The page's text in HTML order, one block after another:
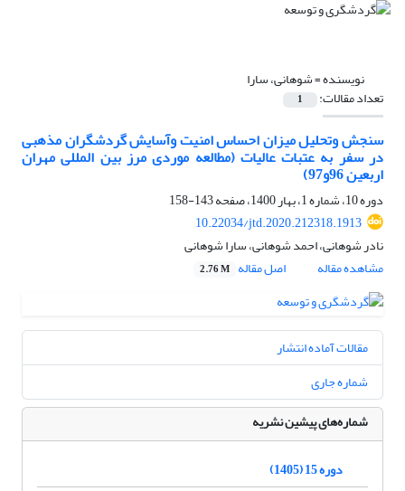
نویسنده =شوهانی، سارا
تعداد مقالات: 1
سنجش وتحلیل‎ ‎میزان‎ ‎احساس‎ ‎امنیت وآسایش گردشگران مذهبی
در سفر به ‏عتبات عالیات (مطالعه موردی مرز بین المللی مهران
اربعین 96و97)‏
دوره 10، شماره 1، بهار 1400، صفحه
143-158
10.22034/jtd.2020.212318.1913
نادر شوهانی، احمد شوهانی، سارا شوهانی
مشاهده مقاله
اصل مقاله 2.76 M
مقالات آماده انتشار
شماره جاری
شماره‌های پیشین نشریه
دوره 15 (1405)